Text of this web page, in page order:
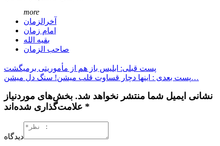
more
آخرالزمان
امام زمان
بقیه الله
صاحب الزمان
پست قبلی: ابليس باز هم از مأموريتی برمیگشت
پست بعدی : اینها دچار قساوت قلب میشن! سنگ دل میشن…
نشانی ایمیل شما منتشر نخواهد شد. بخش‌های موردنیاز
علامت‌گذاری شده‌اند *
دیدگاه